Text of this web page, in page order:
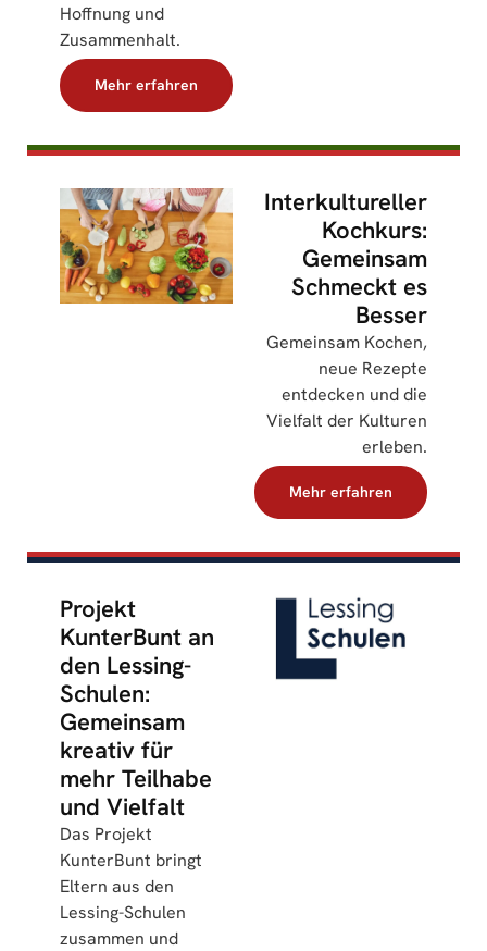
Hoffnung und
Zusammenhalt.
Mehr erfahren
Interkultureller
Kochkurs:
Gemeinsam
Schmeckt es
Besser
Gemeinsam Kochen,
neue Rezepte
entdecken und die
Vielfalt der Kulturen
erleben.
Mehr erfahren
Projekt
KunterBunt an
den Lessing-
Schulen:
Gemeinsam
kreativ für
mehr Teilhabe
und Vielfalt
Das Projekt
KunterBunt bringt
Eltern aus den
Lessing-Schulen
zusammen und